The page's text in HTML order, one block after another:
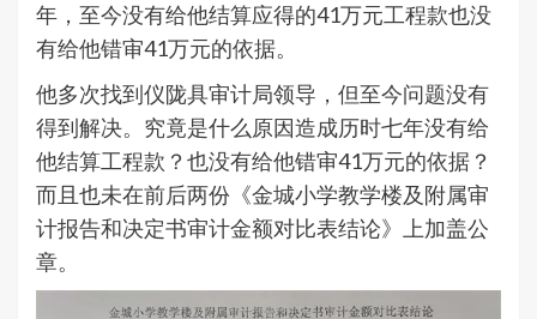
年，至今没有给他结算应得的41万元工程款也没
有给他错审41万元的依据。
他多次找到仪陇具审计局领导，但至今问题没有
得到解决。究竟是什么原因造成历时七年没有给
他结算工程款？也没有给他错审41万元的依据？
而且也未在前后两份《金城小学教学楼及附属审
计报告和决定书审计金额对比表结论》上加盖公
章。